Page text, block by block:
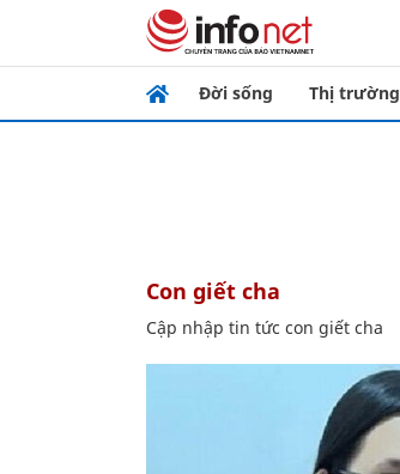
Đời sống Thị trường
con giết cha
Cập nhập tin tức con giết cha